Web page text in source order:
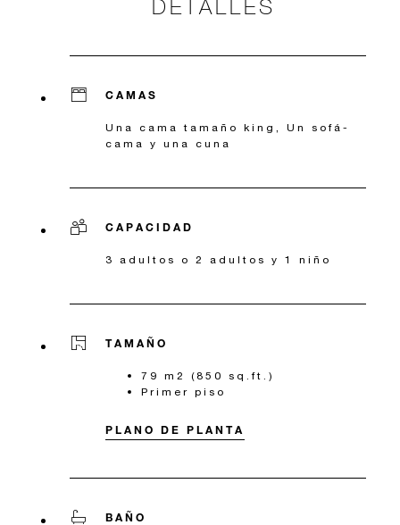
DETALLES
CAMAS
Una cama tamaño king, Un sofá-
cama y una cuna
CAPACIDAD
3 adultos o 2 adultos y 1 niño
TAMAÑO
79 m2 (850 sq.ft.)
Primer piso
PLANO DE PLANTA
BAÑO